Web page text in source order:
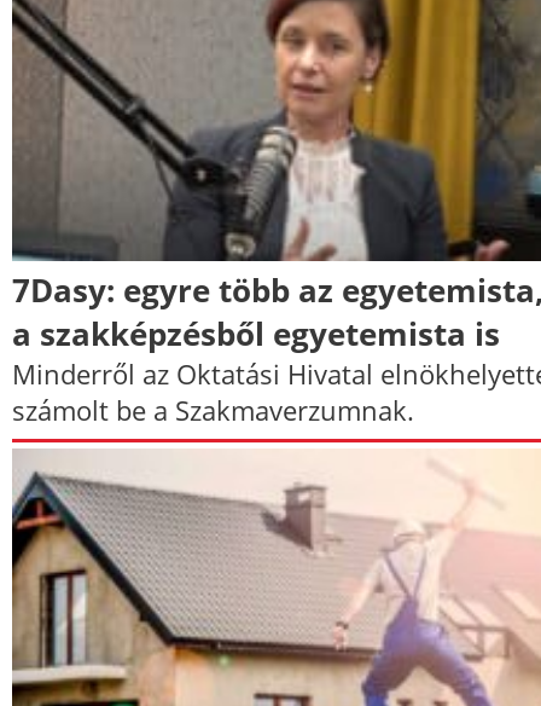
7Dasy: egyre több az
a szakképzésből egyetemista is
Minderről az Oktatási Hivatal
számolt be a Szakmaverzumnak.